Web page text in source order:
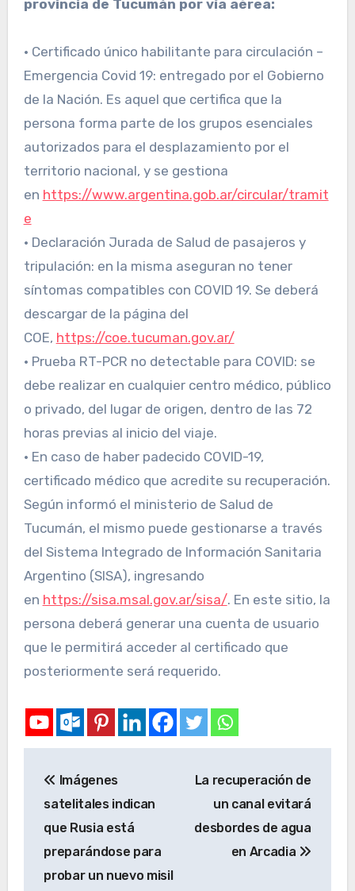
provincia de Tucumán por vía aérea:
• Certificado único habilitante para circulación –
Emergencia Covid 19: entregado por el Gobierno
de la Nación. Es aquel que certifica que la
persona forma parte de los grupos esenciales
autorizados para el desplazamiento por el
territorio nacional, y se gestiona
en https://www.argentina.gob.ar/circular/tramit
e
• Declaración Jurada de Salud de pasajeros y
tripulación: en la misma aseguran no tener
síntomas compatibles con COVID 19. Se deberá
descargar de la página del
COE, https://coe.tucuman.gov.ar/
• Prueba RT-PCR no detectable para COVID: se
debe realizar en cualquier centro médico, público
o privado, del lugar de origen, dentro de las 72
horas previas al inicio del viaje.
• En caso de haber padecido COVID-19,
certificado médico que acredite su recuperación.
Según informó el ministerio de Salud de
Tucumán, el mismo puede gestionarse a través
del Sistema Integrado de Información Sanitaria
Argentino (SISA), ingresando
en https://sisa.msal.gov.ar/sisa/. En este sitio, la
persona deberá generar una cuenta de usuario
que le permitirá acceder al certificado que
posteriormente será requerido.
Imágenes
satelitales indican
que Rusia está
preparándose para
probar un nuevo misil
La recuperación de
un canal evitará
desbordes de agua
en Arcadia